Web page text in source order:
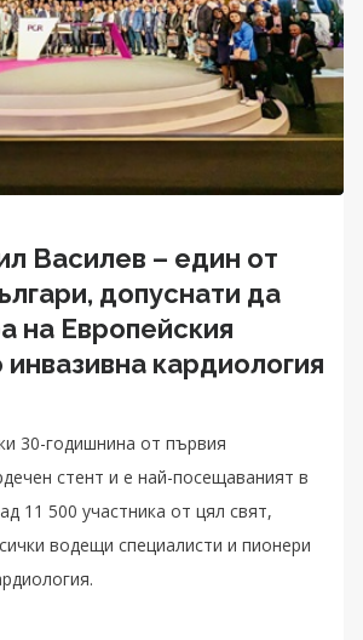
Василев – един от
допуснати да
на Европейския
инвазивна кардиология
30-годишнина от първия
стент и е най-посещаваният в
11 500 участника от цял свят,
водещи специалисти и пионери